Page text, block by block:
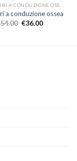
a conduzione ossea
54.00 €36.00